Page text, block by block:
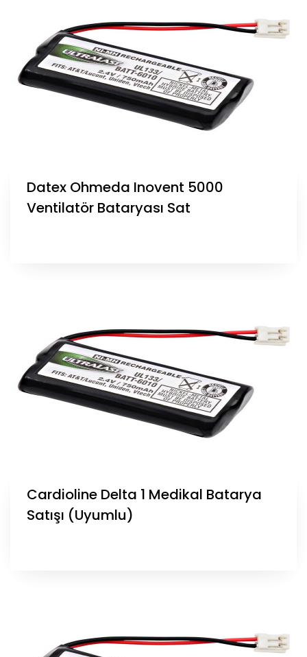
Datex Ohmeda Inovent 5000
Ventilatör Bataryası Sat
Cardioline Delta 1 Medikal Batarya
Satışı (Uyumlu)